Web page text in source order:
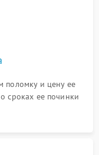
поломку и цену ее
сроках ее починки